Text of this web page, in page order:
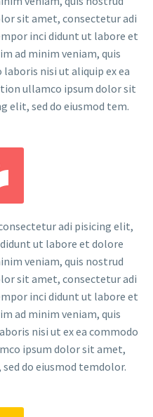
sit amet, consectetur adi
inci didunt ut labore et
ad minim veniam, quis
nisi ut aliquip ex ea
ullamco ipsum dolor sit
elit, sed do eiusmod tem.
adi pisicing elit,
ut labore et dolore
veniam, quis nostrud
sit amet, consectetur adi
inci didunt ut labore et
ad minim veniam, quis
nisi ut ex ea commodo
ipsum dolor sit amet,
do eiusmod temdolor.